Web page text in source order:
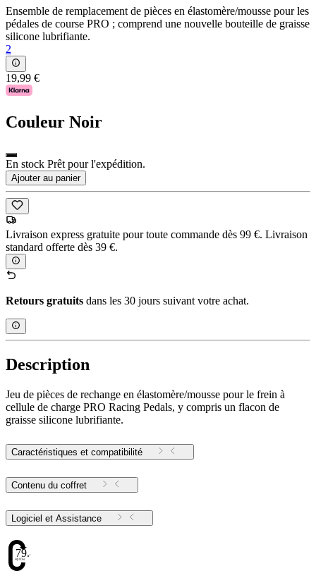
Ensemble de remplacement de pièces en élastomère/mousse pour les
pédales de course PRO ; comprend une nouvelle bouteille de graisse
silicone lubrifiante.
2
19,99 €
Couleur Noir
En stock Prêt pour l'expédition.
Ajouter au panier
Livraison express gratuite pour toute commande dès 99 €. Livraison
standard offerte dès 39 €.
Retours gratuits dans les 30 jours suivant votre achat.
Description
Jeu de pièces de rechange en élastomère/mousse pour le frein à
cellule de charge PRO Racing Pedals, y compris un flacon de
graisse silicone lubrifiante.
Caractéristiques et compatibilité
Contenu du coffret
Logiciel et Assistance
79.48